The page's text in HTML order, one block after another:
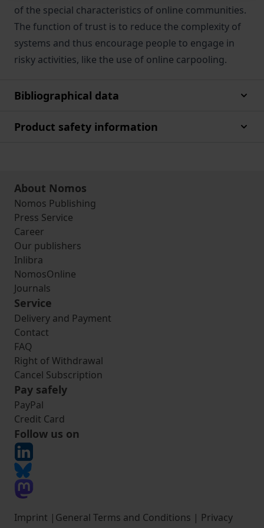
of the special characteristics of online communities.
The function of trust is to reduce the complexity of
systems and thus encourage people to engage in
risky activities, like the use of online carpooling.
Bibliographical data
Product safety information
About Nomos
Nomos Publishing
Press Service
Career
Our publishers
Inlibra
NomosOnline
Journals
Service
Delivery and Payment
Contact
FAQ
Right of Withdrawal
Cancel Subscription
Pay safely
PayPal
Credit Card
Follow us on
Imprint | General Terms and Conditions | Privacy